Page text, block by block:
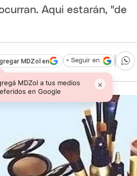
Aqui estarán, "de
MDZol en
MDZol a tus medios
en Google
×
+ Seguir en